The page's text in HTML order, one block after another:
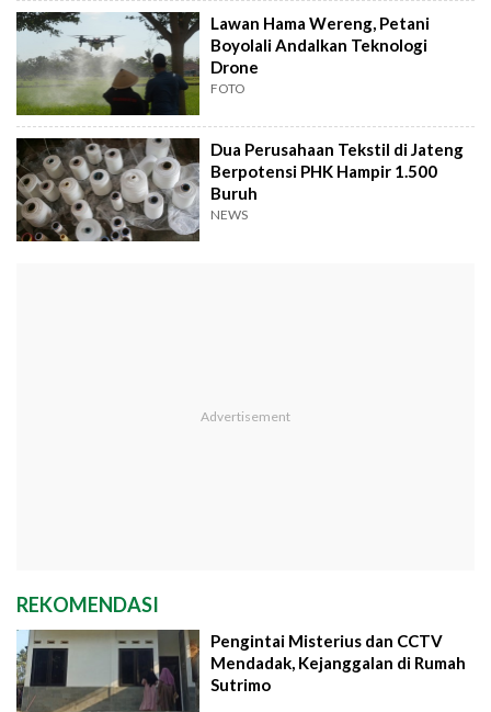
Lawan Hama Wereng, Petani
Boyolali Andalkan Teknologi
Drone
FOTO
Dua Perusahaan Tekstil di Jateng
Berpotensi PHK Hampir 1.500
Buruh
NEWS
REKOMENDASI
Pengintai Misterius dan CCTV
Mendadak, Kejanggalan di Rumah
Sutrimo